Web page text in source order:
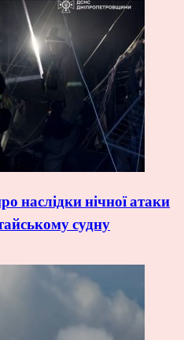
наслідки нічної атаки
судну